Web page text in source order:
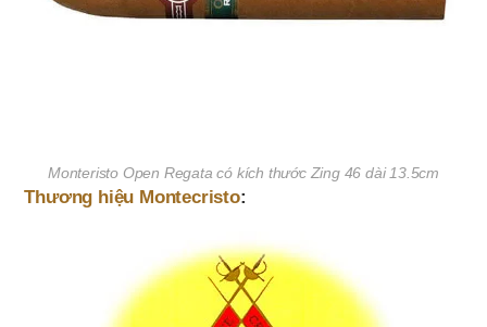
Monteristo Open Regata có kích thước Zing 46 dài 13.5cm
Thương hiệu Montecristo: